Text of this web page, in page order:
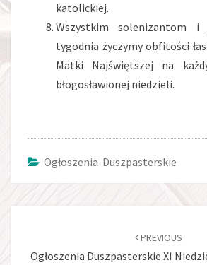
katolickiej.
Wszystkim solenizantom
tygodnia życzymy obfitości
Matki Najświętszej na
błogosławionej niedzieli.
Ogłoszenia Duszpasterskie
PREVIOUS
Ogłoszenia Duszpasterskie XI